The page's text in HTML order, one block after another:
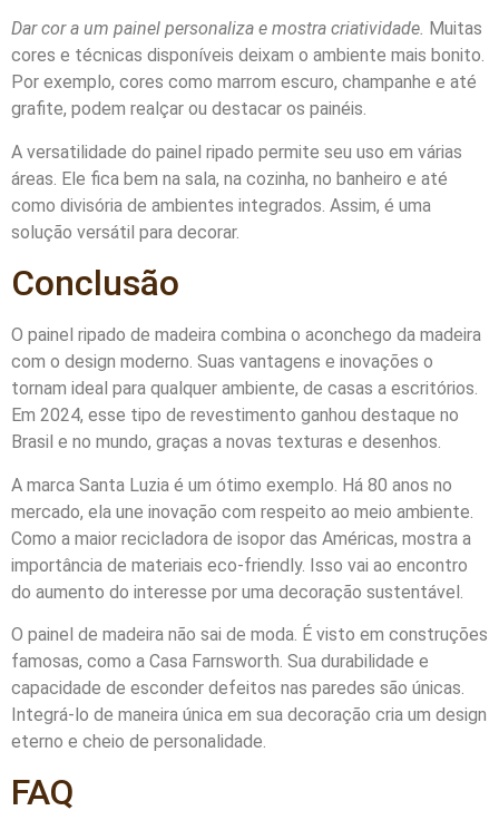
Dar cor a um painel personaliza e mostra criatividade. Muitas
cores e técnicas disponíveis deixam o ambiente mais bonito.
Por exemplo, cores como marrom escuro, champanhe e até
grafite, podem realçar ou destacar os painéis.
A versatilidade do painel ripado permite seu uso em várias
áreas. Ele fica bem na sala, na cozinha, no banheiro e até
como divisória de ambientes integrados. Assim, é uma
solução versátil para decorar.
Conclusão
O painel ripado de madeira combina o aconchego da madeira
com o design moderno. Suas vantagens e inovações o
tornam ideal para qualquer ambiente, de casas a escritórios.
Em 2024, esse tipo de revestimento ganhou destaque no
Brasil e no mundo, graças a novas texturas e desenhos.
A marca Santa Luzia é um ótimo exemplo. Há 80 anos no
mercado, ela une inovação com respeito ao meio ambiente.
Como a maior recicladora de isopor das Américas, mostra a
importância de materiais eco-friendly. Isso vai ao encontro
do aumento do interesse por uma decoração sustentável.
O painel de madeira não sai de moda. É visto em construções
famosas, como a Casa Farnsworth. Sua durabilidade e
capacidade de esconder defeitos nas paredes são únicas.
Integrá-lo de maneira única em sua decoração cria um design
eterno e cheio de personalidade.
FAQ